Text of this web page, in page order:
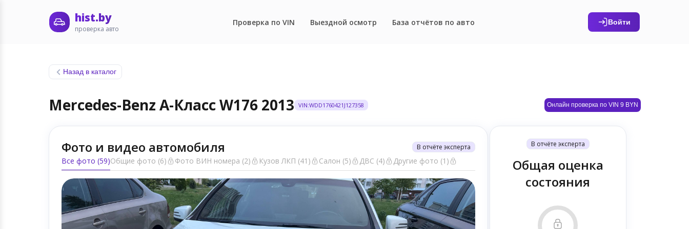
hist.by
проверка авто
Проверка по VIN Выездной осмотр База отчётов по авто Войти
Назад в каталог
Mercedes-Benz A-Класс W176 2013 VIN:WDD1760421J127358 Онлайн проверка по VIN 9 BYN
Фото и видео автомобиля В отчёте эксперта
Все фото (59)Общие фото (6) Фото ВИН номера (2) Кузов ЛКП (41) Салон (5) ДВС (4) Другие фото (1)
В отчёте эксперта
Общая оценка
состояния